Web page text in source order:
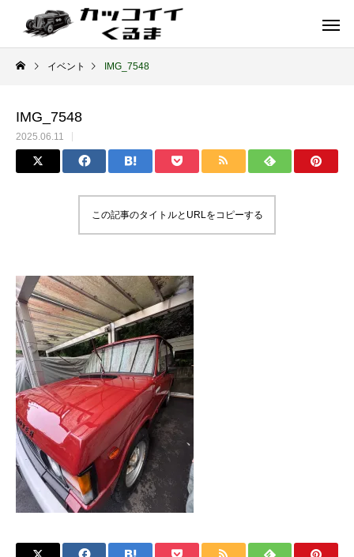
イギリス車
ENGLAND
イベント IMG_7548
IMG_7548
2025.06.11
この記事のタイトルとURLをコピーする